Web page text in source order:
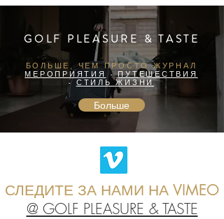
GOLF PLEASURE & TASTE
БОЛЬШЕ, ЧЕМ ПРОСТО ЖУРНАЛ
МЕРОПРИЯТИЯ
- ПУТЕШЕСТВИЯ
- СТИЛЬ ЖИЗНИ
Больше
СЛЕДИТЕ ЗА НАМИ НА VIMEO
@ GOLF PLEASURE & TASTE